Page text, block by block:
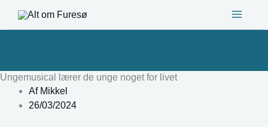
Ungemusical lærer de unge noget for livet
AfMikkel
26/03/2024